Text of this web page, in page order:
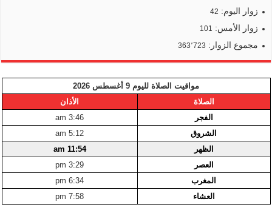
زوار اليوم: 42
زوار الأمس: 101
مجموع الزوار: 363٬723
مواقيت الصلاة لليوم 9 أغسطس 2026
الصلاة
الأذان
الفجر
3:46 am
الشروق
5:12 am
الظهر
11:54 am
العصر
3:29 pm
المغرب
6:34 pm
العشاء
7:58 pm